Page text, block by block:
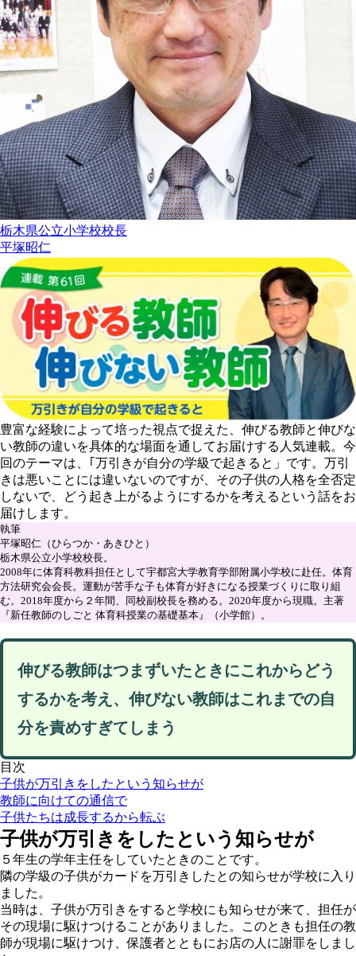
栃木県公立小学校校長
平塚昭仁
豊富な経験によって培った視点で捉えた、伸びる教師と伸びな
い教師の違いを具体的な場面を通してお届けする人気連載。今
回のテーマは、｢万引きが⾃分の学級で起きると」です。万引
きは悪いことには違いないのですが、その子供の人格を全否定
しないで、どう起き上がるようにするかを考えるという話をお
届けします。
執筆
平塚昭仁（ひらつか・あきひと）
栃木県公立小学校校長。
2008年に体育科教科担任として宇都宮大学教育学部附属小学校に赴任。体育
方法研究会会長。運動が苦手な子も体育が好きになる授業づくりに取り組
む。2018年度から２年間、同校副校長を務める。2020年度から現職。主著
『新任教師のしごと 体育科授業の基礎基本』（小学館）。
伸びる教師はつまずいたときにこれからどう
するかを考え、伸びない教師はこれまでの自
分を責めすぎてしまう
目次
子供が万引きをしたという知らせが
教師に向けての通信で
子供たちは成長するから転ぶ
子供が万引きをしたという知らせが
５年⽣の学年主任をしていたときのことです。
隣の学級の⼦供がカードを万引きしたとの知らせが学校に⼊り
ました。
当時は、⼦供が万引きをすると学校にも知らせが来て、担任が
その現場に駆けつけることがありました。このときも担任の教
師が現場に駆けつけ、保護者とともにお店の⼈に謝罪をしまし